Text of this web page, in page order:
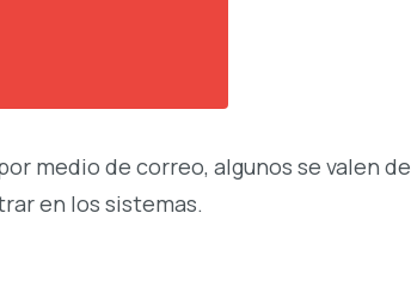
medio de correo, algunos se valen de
en los sistemas.